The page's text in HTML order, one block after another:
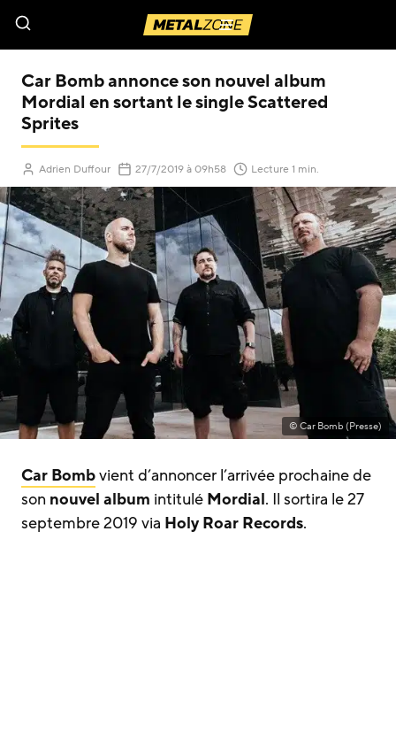
Menu
Car Bomb annonce son nouvel album
Mordial en sortant le single Scattered
Sprites
Adrien Duffour 27/7/2019(Mis à jour le )
à 09h58 Lecture 1 min.
© Car Bomb (Presse)
Car Bombvient d’annoncer l’arrivée prochaine de
son nouvel album intitulé Mordial. Il sortira le 27
septembre 2019 via Holy Roar Records.